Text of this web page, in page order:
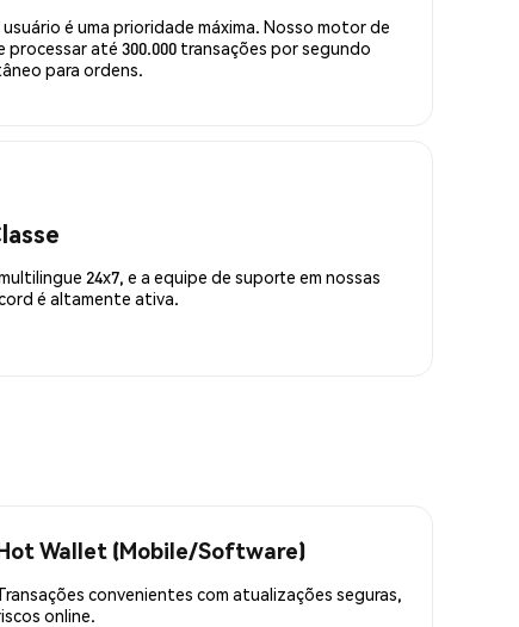
é uma prioridade máxima. Nosso motor de
até 300.000 transações por segundo
para ordens.
24x7, e a equipe de suporte em nossas
é altamente ativa.
Wallet (Mobile/Software)
convenientes com atualizações seguras,
online.